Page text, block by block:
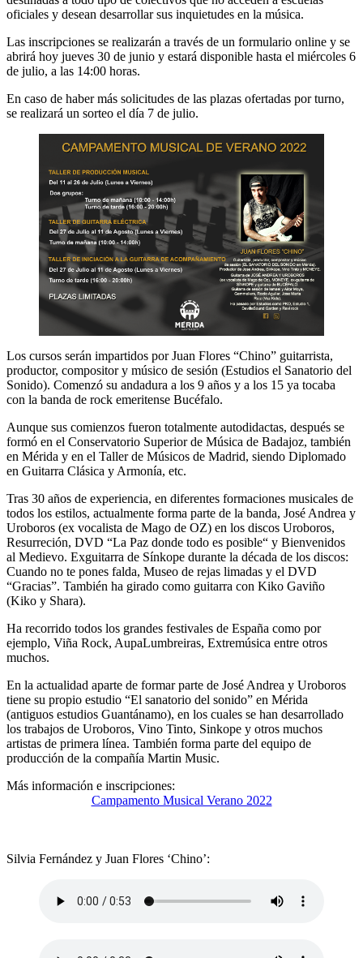
oficiales y desean desarrollar sus inquietudes en la música.
Las inscripciones se realizarán a través de un formulario online y se
abrirá hoy jueves 30 de junio y estará disponible hasta el miércoles 6
de julio, a las 14:00 horas.
En caso de haber más solicitudes de las plazas ofertadas por turno,
se realizará un sorteo el día 7 de julio.
Los cursos serán impartidos por Juan Flores “Chino” guitarrista,
productor, compositor y músico de sesión (Estudios el Sanatorio del
Sonido). Comenzó su andadura a los 9 años y a los 15 ya tocaba
con la banda de rock emeritense Bucéfalo.
Aunque sus comienzos fueron totalmente autodidactas, después se
formó en el Conservatorio Superior de Música de Badajoz, también
en Mérida y en el Taller de Músicos de Madrid, siendo Diplomado
en Guitarra Clásica y Armonía, etc.
Tras 30 años de experiencia, en diferentes formaciones musicales de
todos los estilos, actualmente forma parte de la banda, José Andrea y
Uroboros (ex vocalista de Mago de OZ) en los discos Uroboros,
Resurreción, DVD “La Paz donde todo es posible“ y Bienvenidos
al Medievo. Exguitarra de Sínkope durante la década de los discos:
Cuando no te pones falda, Museo de rejas limadas y el DVD
“Gracias”. También ha girado como guitarra con Kiko Gaviño
(Kiko y Shara).
Ha recorrido todos los grandes festivales de España como por
ejemplo, Viña Rock, AupaLumbreiras, Extremúsica entre otros
muchos.
En la actualidad aparte de formar parte de José Andrea y Uroboros
tiene su propio estudio “El sanatorio del sonido” en Mérida
(antiguos estudios Guantánamo), en los cuales se han desarrollado
los trabajos de Uroboros, Vino Tinto, Sinkope y otros muchos
artistas de primera línea. También forma parte del equipo de
producción de la compañía Martin Music.
Más información e inscripciones:
Campamento Musical Verano 2022
Silvia Fernández y Juan Flores ‘Chino’: